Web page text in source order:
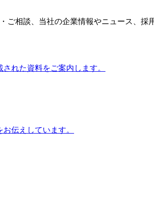
ご相談、当社の企業情報やニュース、採
れた資料をご案内します。
伝えしています。